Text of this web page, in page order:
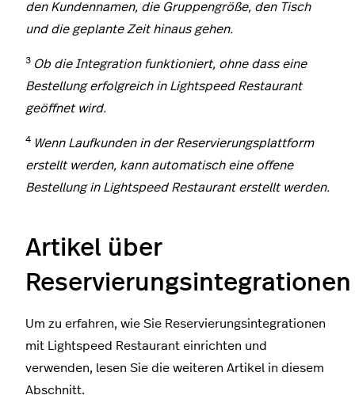
den Kundennamen, die Gruppengröße, den Tisch
und die geplante Zeit hinaus gehen.
3 Ob die Integration funktioniert, ohne dass eine
Bestellung erfolgreich in Lightspeed Restaurant
geöffnet wird.
4 Wenn Laufkunden in der Reservierungsplattform
erstellt werden, kann automatisch eine offene
Bestellung in Lightspeed Restaurant erstellt werden.
Artikel über
Reservierungsintegrationen
Um zu erfahren, wie Sie Reservierungsintegrationen
mit Lightspeed Restaurant einrichten und
verwenden, lesen Sie die weiteren Artikel in diesem
Abschnitt.